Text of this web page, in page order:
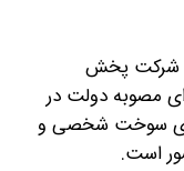
شرکت پخش
مصوبه دولت در
سوخت شخصی و
است.